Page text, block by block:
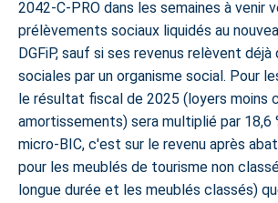
2042-C-PRO dans les semaines à venir
prélèvements sociaux liquidés au
DGFiP, sauf si ses revenus relèvent
sociales par un organisme social. Pour
le résultat fiscal de 2025 (loyers moins
amortissements) sera multiplié par 18,6
micro-BIC, c'est sur le revenu après
pour les meublés de tourisme non
longue durée et les meublés classés)